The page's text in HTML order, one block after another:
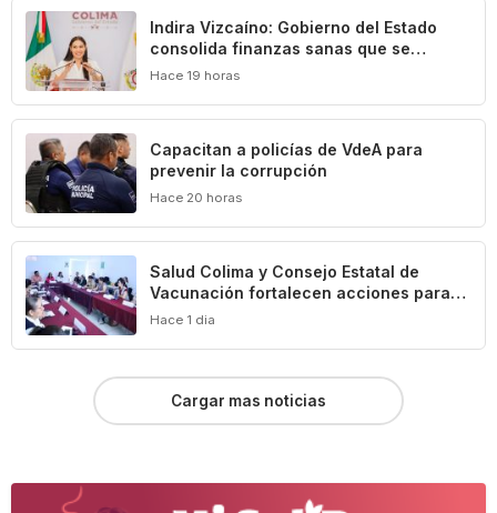
Indira Vizcaíno: Gobierno del Estado
consolida finanzas sanas que se
traducen en beneficios para las y los
Hace 19 horas
‎Capacitan a policías de VdeA ‎para
prevenir la corrupción
Hace 20 horas
Salud Colima y Consejo Estatal de
Vacunación fortalecen acciones para
prevenir la tuberculosis
Hace 1 dia
Cargar mas noticias